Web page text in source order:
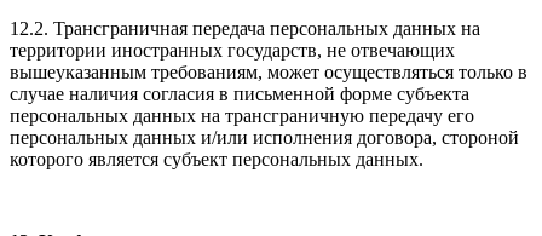
12.2. Трансграничная передача персональных данных на
территории иностранных государств, не отвечающих
вышеуказанным требованиям, может осуществляться только в
случае наличия согласия в письменной форме субъекта
персональных данных на трансграничную передачу его
персональных данных и/или исполнения договора, стороной
которого является субъект персональных данных.